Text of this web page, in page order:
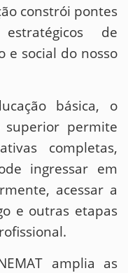
constrói pontes
de
e social do nosso
básica, o
permite
completas,
ingressar em
acessar a
e outras etapas
amplia as